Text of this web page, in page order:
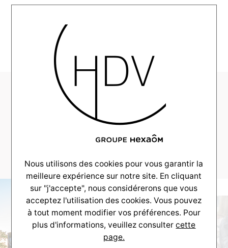
HDV-Couleur-Villas-
Realisation-Gujan-
Mestras-maison-
100m2–_0018_-6
Nous utilisons des cookies pour vous garantir la
meilleure expérience sur notre site. En cliquant
sur "j'accepte", nous considérerons que vous
acceptez l'utilisation des cookies. Vous pouvez
à tout moment modifier vos préférences. Pour
plus d'informations, veuillez consultercette
page.